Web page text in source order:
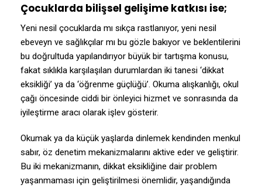
Çocuklarda bilişsel gelişime katkısı ise;
Yeni nesil çocuklarda mı sıkça rastlanıyor, yeni nesil
ebeveyn ve sağlıkçılar mı bu gözle bakıyor ve beklentilerini
bu doğrultuda yapılandırıyor büyük bir tartışma konusu,
fakat sıklıkla karşılaşılan durumlardan iki tanesi ‘dikkat
eksikliği’ ya da ‘öğrenme güçlüğü’. Okuma alışkanlığı, okul
çağı öncesinde ciddi bir önleyici hizmet ve sonrasında da
iyileştirme aracı olarak işlev gösterir.
Okumak ya da küçük yaşlarda dinlemek kendinden menkul
sabır, öz denetim mekanizmalarını aktive eder ve geliştirir.
Bu iki mekanizmanın, dikkat eksikliğine dair problem
yaşanmaması için geliştirilmesi önemlidir, yaşandığında